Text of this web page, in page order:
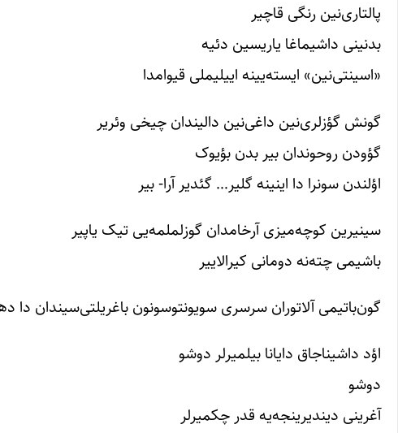
پالتاری‌نین رنگی قاچیر
بدنینی داشیماغا یاریسین دئیه
«اسینتی‌نین» ایسته‌یینه اییلیملی قیوامدا
گونش گؤزلری‌نین داغی‌نین دالیندان چیخی وئریر
گؤودن روحوندان بیر بدن بؤیوک
اؤلندن سونرا دا اینینه گلیر… گئدیر آرا- بیر
سینیرین کوچه‌میزی آرخامدان گوزلملمه‌یی تیک یاپیر
باشیمی چته‌نه دومانی کیرالاییر
گون‌باتیمی آلا‌توران سرسری سویونتوسونون باغریلتی‌سیندان دا
اؤد داشیناجاق دایانا بیلمیرلر دوشو
دوشو
آغرینی دیندیرینجه‌یه قدر چکمیرلر